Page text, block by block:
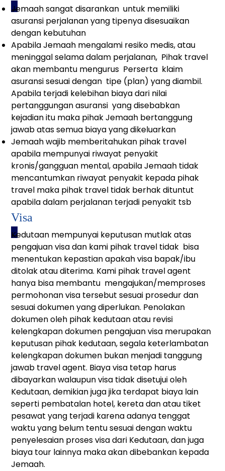
_
Jemaah sangat disarankan untuk memiliki
asuransi perjalanan yang tipenya disesuaikan
dengan kebutuhan
Apabila Jemaah mengalami resiko medis, atau
meninggal selama dalam perjalanan, Pihak travel
akan membantu mengurus Perserta klaim
asuransi sesuai dengan tipe (plan) yang diambil.
Apabila terjadi kelebihan biaya dari nilai
pertanggungan asuransi yang disebabkan
kejadian itu maka pihak Jemaah bertanggung
jawab atas semua biaya yang dikeluarkan
Jemaah wajib memberitahukan pihak travel
apabila mempunyai riwayat penyakit
kronis/gangguan mental, apabila Jemaah tidak
mencantumkan riwayat penyakit kepada pihak
travel maka pihak travel tidak berhak dituntut
apabila dalam perjalanan terjadi penyakit tsb
Visa
_
Kedutaan mempunyai keputusan mutlak atas
pengajuan visa dan kami pihak travel tidak bisa
menentukan kepastian apakah visa bapak/ibu
ditolak atau diterima. Kami pihak travel agent
hanya bisa membantu mengajukan/memproses
permohonan visa tersebut sesuai prosedur dan
sesuai dokumen yang diperlukan. Penolakan
dokumen oleh pihak kedutaan atau revisi
kelengkapan dokumen pengajuan visa merupakan
keputusan pihak kedutaan, segala keterlambatan
kelengkapan dokumen bukan menjadi tanggung
jawab travel agent. Biaya visa tetap harus
dibayarkan walaupun visa tidak disetujui oleh
Kedutaan, demikian juga jika terdapat biaya lain
seperti pembatalan hotel, kereta dan atau tiket
pesawat yang terjadi karena adanya tenggat
waktu yang belum tentu sesuai dengan waktu
penyelesaian proses visa dari Kedutaan, dan juga
biaya tour lainnya maka akan dibebankan kepada
Jemaah.